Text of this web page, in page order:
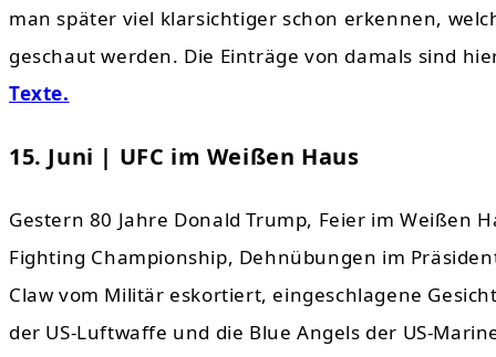
man später viel klarsichtiger schon erkennen,
geschaut werden. Die Einträge von damals sind
Texte.
15. Juni | UFC im Weißen Haus
Gestern 80 Jahre Donald Trump, Feier im Weißen
Fighting Championship, Dehnübungen im
Claw vom Militär eskortiert, eingeschlagene
der US-Luftwaffe und die Blue Angels der US-